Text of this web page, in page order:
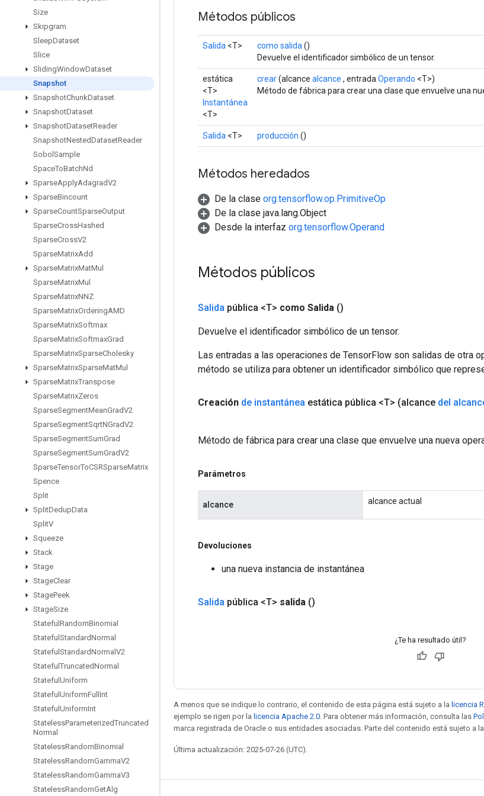
Size
Skipgram
SleepDataset
Slice
SlidingWindowDataset
Snapshot
SnapshotChunkDataset
SnapshotDataset
SnapshotDatasetReader
SnapshotNestedDatasetReader
Sobol Sample
SpaceToBatchNd
SparseApplyAdagradV2
SparseBincount
SparseCountSparseOutput
SparseCrossHashed
SparseCrossV2
SparseMatrixAdd
SparseMatrixMatMul
SparseMatrixMul
SparseMatrixNNZ
SparseMatrixOrderingAMD
SparseMatrixSoftmax
SparseMatrixSoftmaxGrad
SparseMatrixSparseCholesky
SparseMatrixSparseMatMul
SparseMatrixTranspose
SparseMatrixZeros
SparseSegmentMeanGradV2
SparseSegmentSqrtNGradV2
SparseSegmentSumGrad
SparseSegmentSumGradV2
SparseTensorToCSRSparseMatrix
Spence
Split
SplitDedupData
SplitV
Squeeze
Stack
Stage
StageClear
StagePeek
StageSize
Stateful RandomBinomial
Stateful StandardNormal
Stateful StandardNormal V2
Stateful TruncatedNormal
Stateful Uniform
Stateful UniformFull Int
Stateful UniformInt
StatelessParameterizedTruncated
Normal
StatelessRandomBinomial
StatelessRandomGammaV2
StatelessRandomGammaV3
StatelessRandomGetAlg
Métodos públicos
Salida <T> como salida ()
Devuelve el identificador simbólico de un tensor.
estática
<T>
Instantánea
<T>
crear(alcance alcance , entrada Operando <T>)
Método de fábrica para crear una clase que envuelve una
Salida <T> producción ()
Métodos heredados
De la clase org.tensorflow.op.PrimitiveOp
De la clase java.lang.Object
Desde la interfaz org.tensorflow.Operand
Métodos públicos
Salida pública <T> como Salida ()
Devuelve el identificador simbólico de un tensor.
Las entradas a las operaciones de TensorFlow son salidas de otra
método se utiliza para obtener un identificador simbólico que
Creación de instantánea estática pública <T> (alcance del
Método de fábrica para crear una clase que envuelve una nueva
Parámetros
alcance alcance actual
Devoluciones
una nueva instancia de instantánea
Salida pública <T> salida ()
¿Te ha resultado útil?
A menos que se indique lo contrario, el contenido de esta página está sujeto a la licencia
ejemplo se rigen por la licencia Apache 2.0 . Para obtener más información, consulta las
marca registrada de Oracle o sus entidades asociadas. Parte del contenido está sujeto a la
Última actualización: 2025-07-26 (UTC).